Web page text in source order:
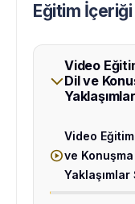
Eğitim İçeriği
arrow_forward_ios
Video
Dil ve
play_circle
Video
ve